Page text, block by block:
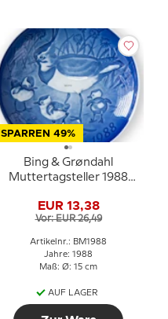
SPARREN 49%
Bing & Grøndahl
Muttertagsteller 1988
EUR 13,38
Vor: EUR 26,49
Artikelnr.: BM1988
Jahre: 1988
Maß: Ø: 15 cm
AUF LAGER